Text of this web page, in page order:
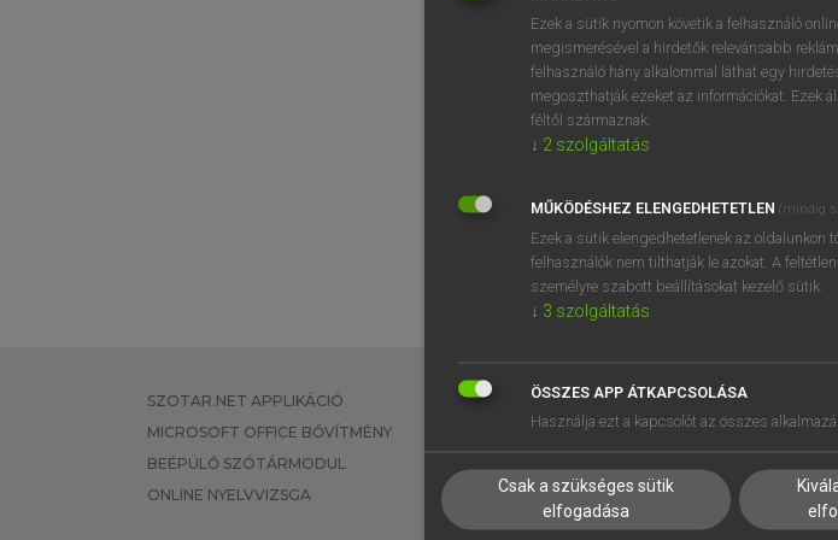
SZOTAR.NET APPLIKÁCIÓ
MICROSOFT OFFICE BŐVÍTMÉNY
BEÉPÜLŐ SZÓTÁRMODUL
ONLINE NYELVVIZSGA
EGYÉNI FELHASZNÁLÓKNAK
TANULÓKNAK
VÁLLALATI MEGOLDÁSOK
SÚGÓ
RÓLUNK
SÜTI
Ezek a sütik nyomon követik a felhasználó
megismerésével a hirdetők relevánsabb
felhasználó hány alkalommal láthat egy
megoszthatják ezeket az információkat. Ezek
féltől származnak.
↓ 2 szolgáltatás
MŰKÖDÉSHEZ ELENGEDHETETLEN (mindig
Ezek a sütik elengedhetetlenek az oldalunkon
felhasználók nem tilthatják le azokat. A
személyre szabott beállításokat kezelő sütik.
↓ 3 szolgáltatás
ÖSSZES APP ÁTKAPCSOLÁSA
Használja ezt a kapcsolót az összes
Csak a szükséges sütik
elfogadása